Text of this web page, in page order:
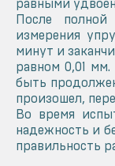
равными
После полной
измерения
минут и
равном 0,01
быть
произошел,
Во время
надежность и
правильность